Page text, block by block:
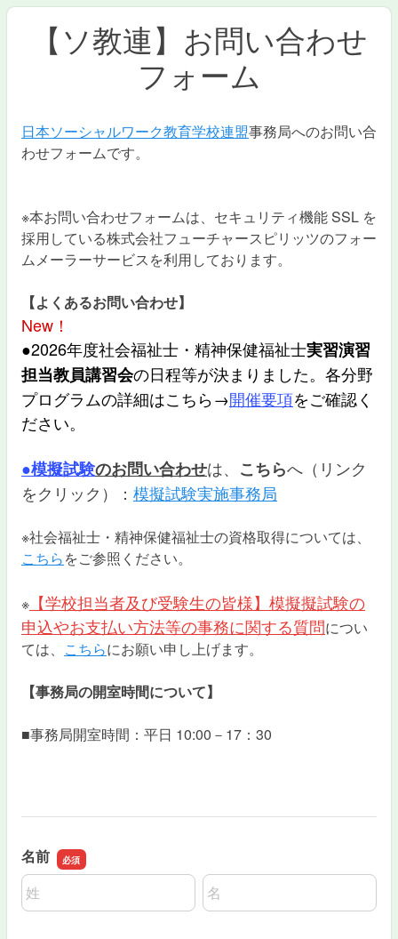
【ソ教連】お問い合わせ
フォーム
日本ソーシャルワーク教育学校連盟事務局へのお問い合
わせフォームです。
※本お問い合わせフォームは、セキュリティ機能 SSL を
採用している株式会社フューチャースピリッツのフォー
ムメーラーサービスを利用しております。
【よくあるお問い合わせ】
New！
●2026年度社会福祉士・精神保健福祉士実習演習
担当教員講習会の日程等が決まりました。各分野
プログラムの詳細はこちら→開催要項をご確認く
ださい。
●模擬試験のお問い合わせは、 こちらへ（リンク
をクリック）： 模擬試験実施事務局
※社会福祉士・精神保健福祉士の資格取得については、
こちらをご参照ください。
※ 【学校担当者及び受験生の皆様】模擬擬試験の
申込やお支払い方法等の事務に関する質問につい
ては、 こちらにお願い申し上げます。
【事務局の開室時間について】
■事務局開室時間：平日 10:00－17：30
名前
名前の姓
名前の名